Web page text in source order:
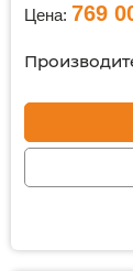
Цена: 769